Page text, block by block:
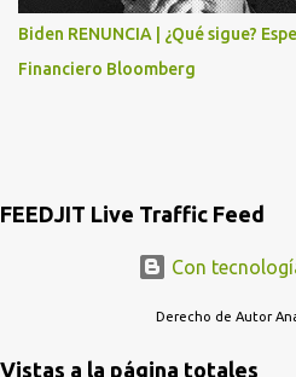
Biden RENUNCIA | ¿Qué sigue?
Financiero Bloomberg
FEEDJIT Live Traffic Feed
Con
Derecho de Autor
Vistas a la página totales